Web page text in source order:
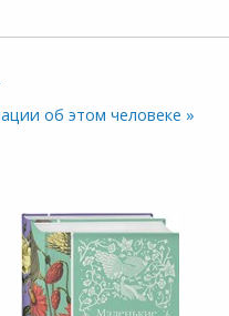
об этом человеке »